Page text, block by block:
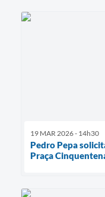
19 MAR 2026 - 14h30
Pedro Pepa
Praça